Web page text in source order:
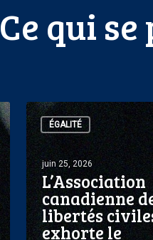
Ce qui
ÉGALITÉ
L’Association
canadienne
des
libertés
civiles
exhorte
le
juin 25, 2026
L’Association
canadienne
libertés
exhorte le